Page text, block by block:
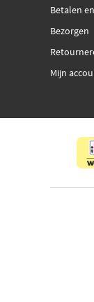
Betalen
Bezorgen
Mijn